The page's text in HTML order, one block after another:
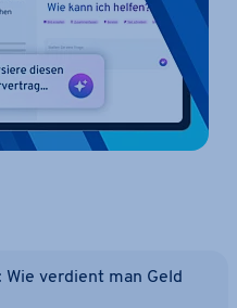
Wie verdient man Geld